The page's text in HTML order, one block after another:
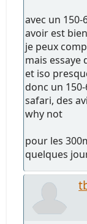
avec un
avoir est
je peux
mais essaye
et iso
donc un
safari, des
why not
pour les
quelques